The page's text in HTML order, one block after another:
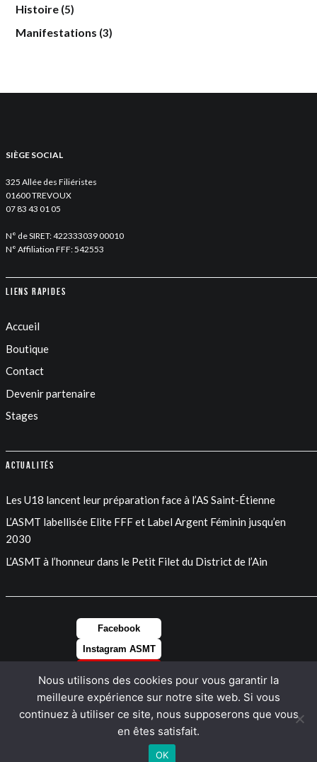
Histoire (5)
Manifestations (3)
SIÈGE SOCIAL
325 Allée des Filiéristes
01600 TREVOUX
07 83 43 01 05
N° de SIRET: 422333039 00010
N° Affiliation FFF: 542553
Liens rapides
Accueil
Boutique
Contact
Devenir partenaire
Stages
Actualités
Les U18 lancent leur préparation face à l’AS Saint-Étienne
L’ASMT labellisée Elite FFF et Label Argent Féminin jusqu’en
2030
L’ASMT à l’honneur dans le Petit Filet du District de l’Ain
Facebook
Instagram ASMT
LinkedIn
Nous utilisons des cookies pour vous garantir la
meilleure expérience sur notre site web. Si vous
continuez à utiliser ce site, nous supposerons que vous
en êtes satisfait.
OK